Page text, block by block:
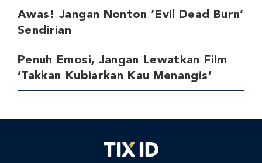
Awas! Jangan Nonton ‘Evil Dead Burn’
Sendirian
Penuh Emosi, Jangan Lewatkan Film
‘Takkan Kubiarkan Kau Menangis’